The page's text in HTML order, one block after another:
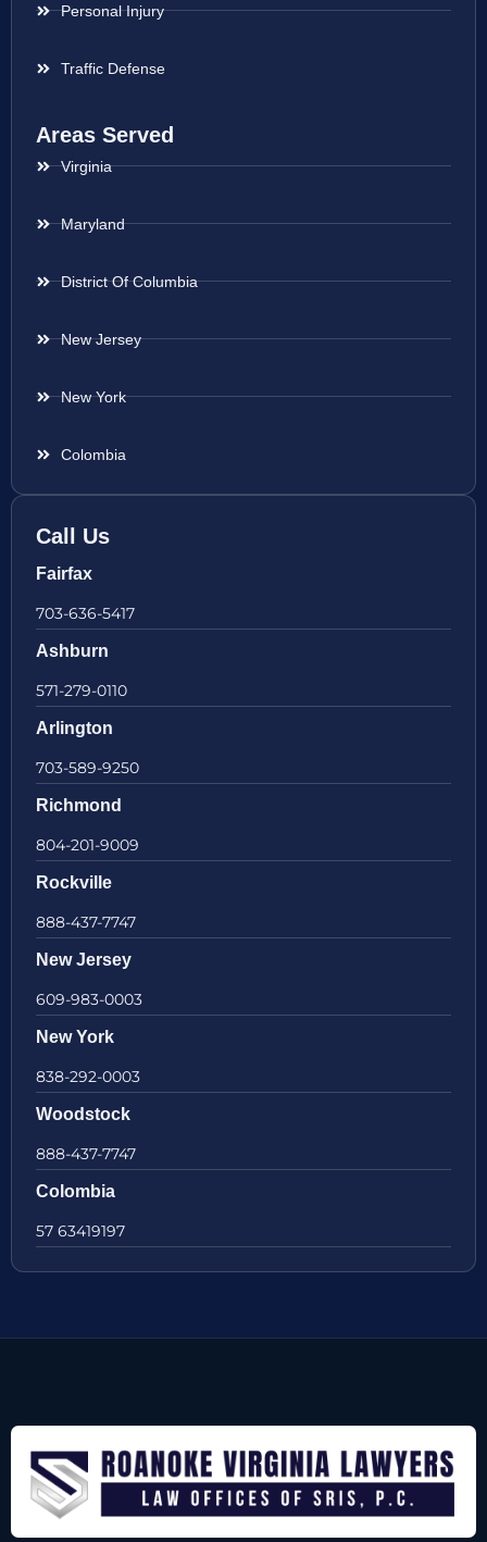
Personal Injury
Traffic Defense
Areas Served
Virginia
Maryland
District Of Columbia
New Jersey
New York
Colombia
Call Us
Fairfax
703-636-5417
Ashburn
571-279-0110
Arlington
703-589-9250
Richmond
804-201-9009
Rockville
888-437-7747
New Jersey
609-983-0003
New York
838-292-0003
Woodstock
888-437-7747
Colombia
57 63419197